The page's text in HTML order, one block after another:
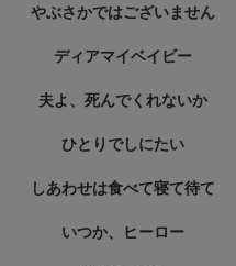
やぶさかではございません
ディアマイベイビー
夫よ、死んでくれないか
ひとりでしにたい
しあわせは食べて寝て待て
いつか、ヒーロー